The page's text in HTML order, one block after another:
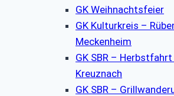
GK Weihnachtsfeier
GK Kulturkreis –
Meckenheim
GK SBR –
Kreuznach
GK SBR –